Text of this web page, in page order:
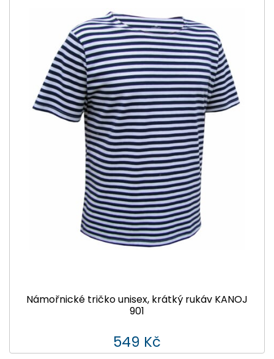
Námořnické tričko unisex, krátký rukáv KANOJ
901
549 Kč